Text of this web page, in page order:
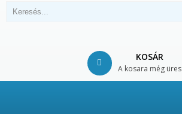
KOSÁR
A kosara még üres